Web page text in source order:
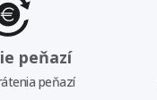
peňazí
peňazí